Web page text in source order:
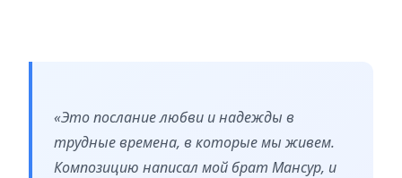
«Это послание любви и надежды в
трудные времена, в которые мы живем.
Композицию написал мой брат Мансур, и